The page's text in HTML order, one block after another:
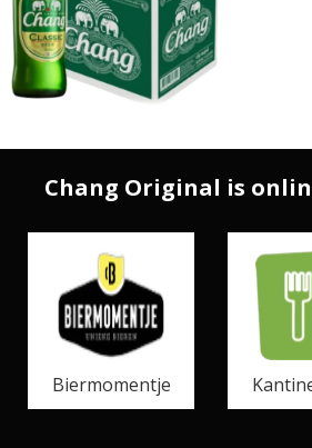
Chang Original is
Biermomentje